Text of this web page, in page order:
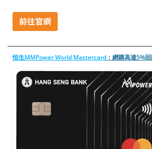
恒生MMPower World Mastercard ：網購高達5%